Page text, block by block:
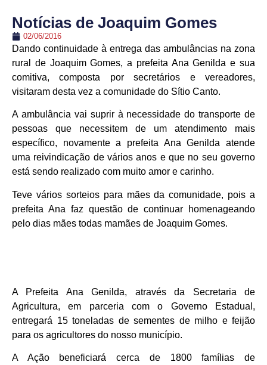
Notícias de Joaquim Gomes
02/06/2016
Dando continuidade à entrega das ambulâncias na zona
rural de Joaquim Gomes, a prefeita Ana Genilda e sua
comitiva, composta por secretários e vereadores,
visitaram desta vez a comunidade do Sítio Canto.
A ambulância vai suprir à necessidade do transporte de
pessoas que necessitem de um atendimento mais
específico, novamente a prefeita Ana Genilda atende
uma reivindicação de vários anos e que no seu governo
está sendo realizado com muito amor e carinho.
Teve vários sorteios para mães da comunidade, pois a
prefeita Ana faz questão de continuar homenageando
pelo dias mães todas mamães de Joaquim Gomes.
A Prefeita Ana Genilda, através da Secretaria de
Agricultura, em parceria com o Governo Estadual,
entregará 15 toneladas de sementes de milho e feijão
para os agricultores do nosso município.
A Ação beneficiará cerca de 1800 famílias de